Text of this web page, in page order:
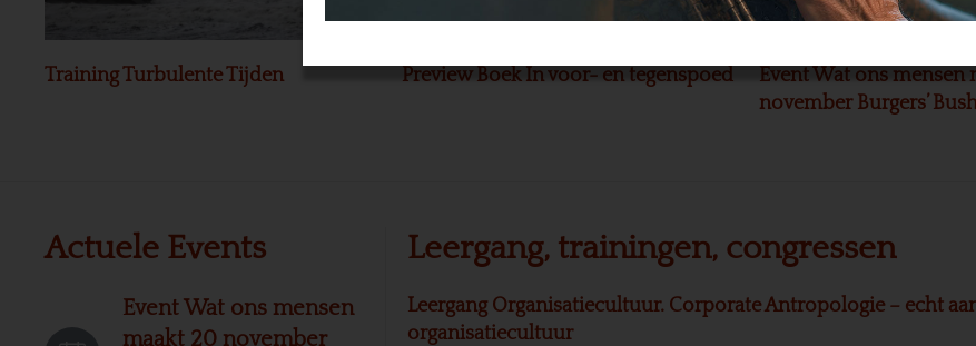
Training Turbulente Tijden Preview Boek In voor- en tegenspoed
Event Wat ons mensen
november Burgers’
Actuele Events
Event Wat ons mensen
maakt 20 november
Leergang, trainingen, congressen
Leergang Organisatiecultuur. Corporate Antropologie – echt
organisatiecultuur